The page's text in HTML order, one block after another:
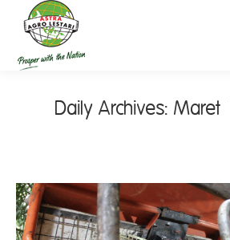
Daily Archives: Maret